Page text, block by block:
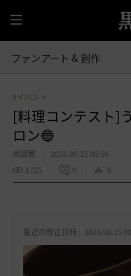
全
体
ファンアート & 創作
#イベント
[料理コンテスト]
ロン🔵
周回教
2026.06.15 00:56
1725
0 6
最近の修正日時 : 2026.06.15